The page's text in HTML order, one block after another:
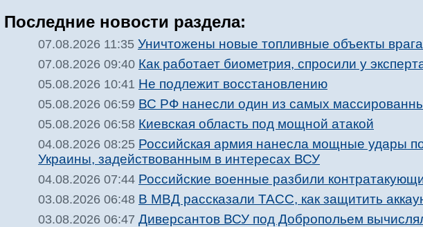
Последние новости раздела:
07.08.2026 11:35 Уничтожены новые топливные объекты
07.08.2026 09:40 Как работает биометрия, спросили у
05.08.2026 10:41 Не подлежит восстановлению
05.08.2026 06:59 ВС РФ нанесли один из самых
05.08.2026 06:58 Киевская область под мощной атакой
04.08.2026 08:25 Российская армия нанесла мощные удары
Украины, задействованным в интересах ВСУ
04.08.2026 07:44 Российские военные разбили
03.08.2026 06:48 В МВД рассказали ТАСС, как защитить
03.08.2026 06:47 Диверсантов ВСУ под Добропольем